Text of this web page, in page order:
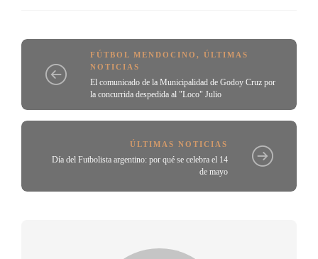
FÚTBOL MENDOCINO , ÚLTIMAS
NOTICIAS
El comunicado de la Municipalidad de Godoy Cruz por
la concurrida despedida al "Loco" Julio
ÚLTIMAS NOTICIAS
Día del Futbolista argentino: por qué se celebra el 14
de mayo